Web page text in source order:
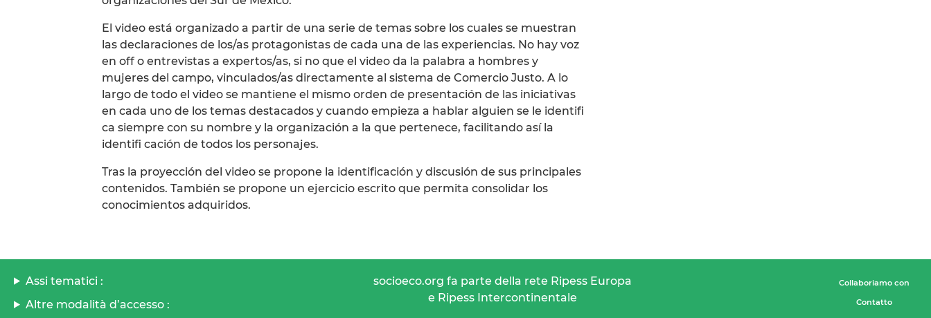
El video está organizado a partir de una serie de temas sobre los cuales se muestran
las declaraciones de los/as protagonistas de cada una de las experiencias. No hay voz
en off o entrevistas a expertos/as, si no que el video da la palabra a hombres y
mujeres del campo, vinculados/as directamente al sistema de Comercio Justo. A lo
largo de todo el video se mantiene el mismo orden de presentación de las iniciativas
en cada uno de los temas destacados y cuando empieza a hablar alguien se le identifi
ca siempre con su nombre y la organización a la que pertenece, facilitando así la
identifi cación de todos los personajes.
Tras la proyección del video se propone la identificación y discusión de sus principales
contenidos. También se propone un ejercicio escrito que permita consolidar los
conocimientos adquiridos.
Assi tematici :
Altre modalità d’accesso :
socioeco.org fa parte della rete Ripess Europa
e Ripess Intercontinentale
Collaboriamo con
Contatto